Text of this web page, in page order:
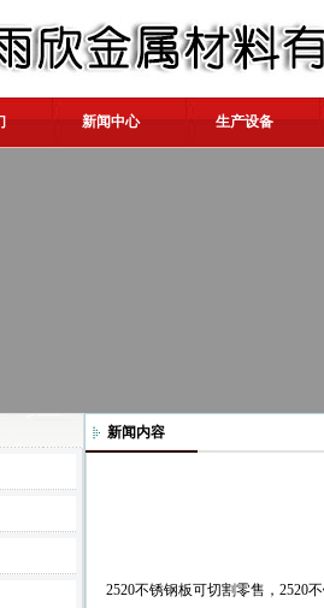
新闻中心 生产设备
新闻内容
2520不锈钢板可切割零售，2520